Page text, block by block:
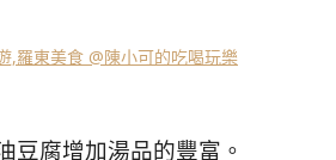
豆腐增加湯品的豐富。